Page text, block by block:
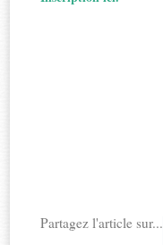
Partagez l'article sur...